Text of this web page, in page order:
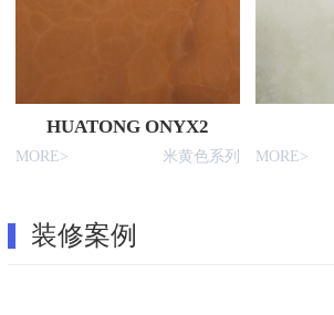
HUATONG ONYX2
MORE> 米黄色系列 MORE>
装修案例